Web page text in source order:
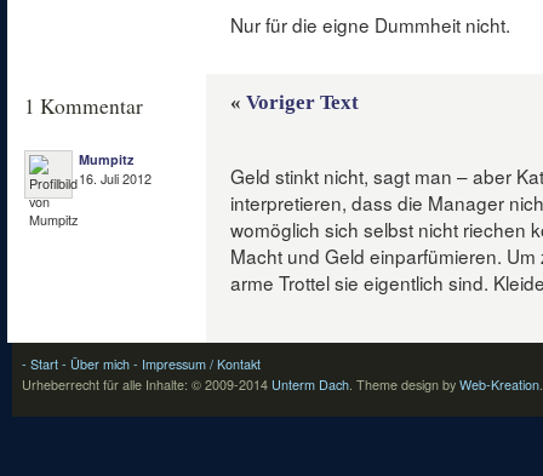
Nur für die eigne Dummheit nicht.
1 Kommentar « Voriger Text
Mumpitz
16. Juli 2012
Geld stinkt nicht, sagt man – aber
interpretieren, dass die Manager
womöglich sich selbst nicht riechen
Macht und Geld einparfümieren.
arme Trottel sie eigentlich sind.
- Start - Über mich - Impressum / Kontakt
Urheberrecht für alle Inhalte: © 2009-2014 Unterm Dach. Theme design by Web-Kreation.